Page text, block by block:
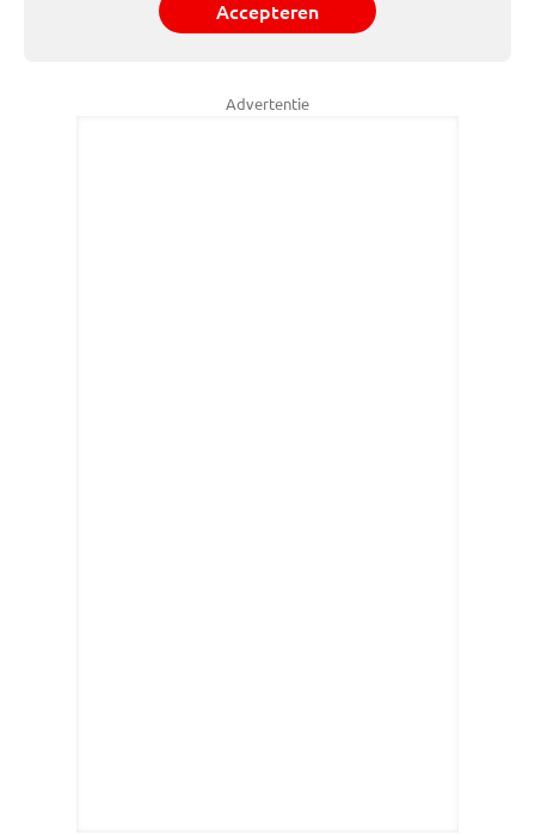
Accepteren
Advertentie